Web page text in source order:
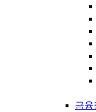
금융